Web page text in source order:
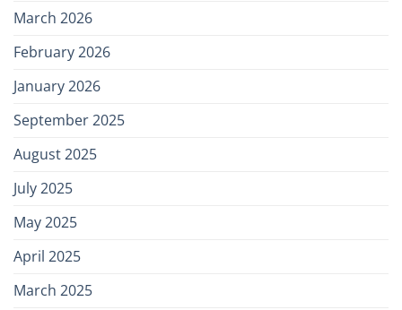
March 2026
February 2026
January 2026
September 2025
August 2025
July 2025
May 2025
April 2025
March 2025